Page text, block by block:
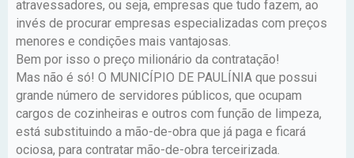
atravessadores, ou seja, empresas que tudo fazem, ao
invés de procurar empresas especializadas com preços
menores e condições mais vantajosas.
Bem por isso o preço milionário da contratação!
Mas não é só! O MUNICÍPIO DE PAULÍNIA que possui
grande número de servidores públicos, que ocupam
cargos de cozinheiras e outros com função de limpeza,
está substituindo a mão-de-obra que já paga e ficará
ociosa, para contratar mão-de-obra terceirizada.